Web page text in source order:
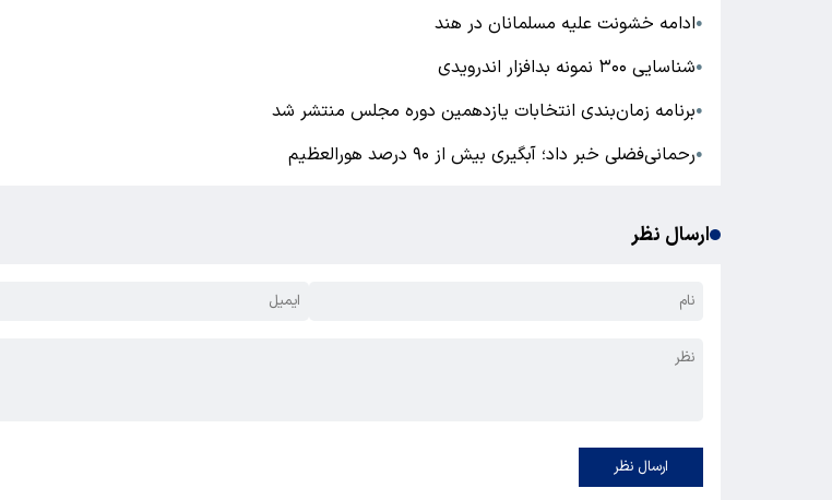
●ادامه خشونت علیه مسلمانان در هند
●شناسایی ۳۰۰ نمونه بدافزار اندرویدی
●برنامه زمان‌بندی انتخابات یازدهمین دوره مجلس منتشر شد
●رحمانی‌فضلی خبر داد؛ آبگیری بیش از ۹۰ درصد هورالعظیم
ارسال نظر
ارسال نظر